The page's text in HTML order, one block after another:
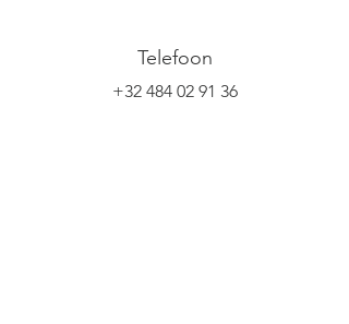
Telefoon
+32 484 02 91 36